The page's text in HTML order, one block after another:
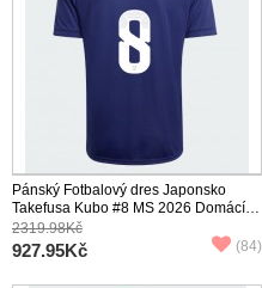
Pánský Fotbalový dres Japonsko
Takefusa Kubo #8 MS 2026 Domácí
Krátký Rukáv
2319.98Kč
927.95Kč (84)